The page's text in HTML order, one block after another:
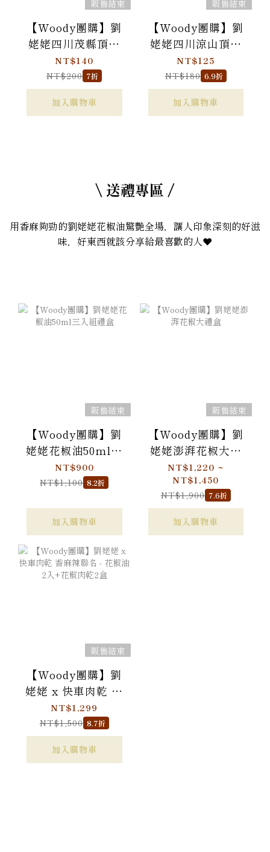
販售結束
【Woody團購】劉
姥姥四川茂縣頂級
大紅袍花椒粒 50g
NT$140
NT$200 7折
加入購物車
販售結束
【Woody團購】劉
姥姥四川涼山頂級
金陽青花椒粒 50g
NT$125
NT$180 6.9折
加入購物車
\ 送禮專區 /
用香麻夠勁的劉姥姥花椒油驚艷全場，讓人印象深刻的好滋
味，好東西就該分享給最喜歡的人❤️
販售結束
【Woody團購】劉
姥姥花椒油50ml三
入組禮盒
NT$900
NT$1,100 8.2折
加入購物車
販售結束
【Woody團購】劉
姥姥澎湃花椒大禮
盒
NT$1,220 ~
NT$1,450
NT$1,900 7.6折
加入購物車
販售結束
【Woody團購】劉
姥姥 x 快車肉乾 香
麻辣聯名 - 花椒油2
入+花椒肉乾2盒
NT$1,299
NT$1,500 8.7折
加入購物車